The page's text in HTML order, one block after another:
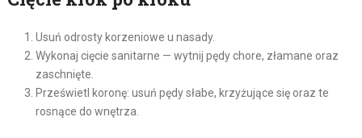
Usuń odrosty korzeniowe u nasady.
Wykonaj cięcie sanitarne — wytnij pędy chore, złamane oraz
zaschnięte.
Prześwietl koronę: usuń pędy słabe, krzyżujące się oraz te
rosnące do wnętrza.